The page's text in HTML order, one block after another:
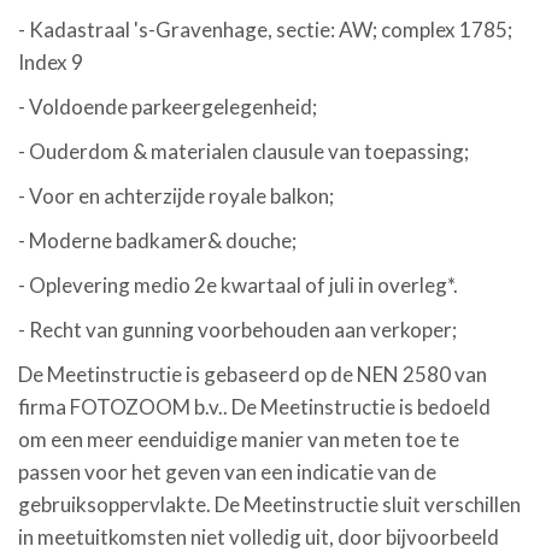
- Kadastraal 's-Gravenhage, sectie: AW; complex 1785;
Index 9
- Voldoende parkeergelegenheid;
- Ouderdom & materialen clausule van toepassing;
- Voor en achterzijde royale balkon;
- Moderne badkamer& douche;
- Oplevering medio 2e kwartaal of juli in overleg*.
- Recht van gunning voorbehouden aan verkoper;
De Meetinstructie is gebaseerd op de NEN 2580 van
firma FOTOZOOM b.v.. De Meetinstructie is bedoeld
om een meer eenduidige manier van meten toe te
passen voor het geven van een indicatie van de
gebruiksoppervlakte. De Meetinstructie sluit verschillen
in meetuitkomsten niet volledig uit, door bijvoorbeeld